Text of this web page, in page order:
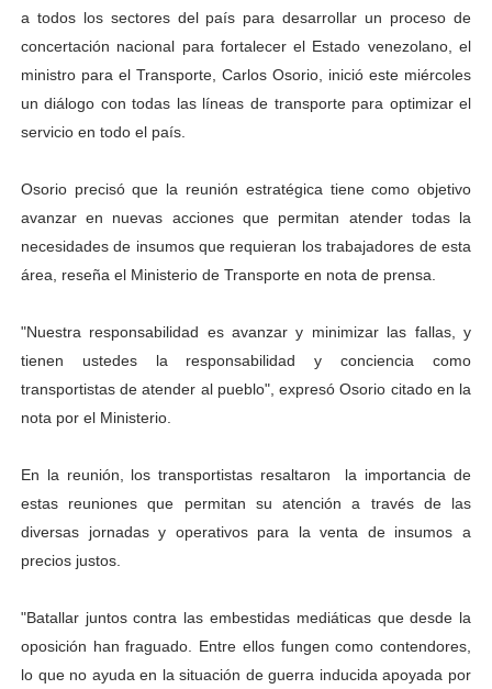
Encuentro estadal fortalece la coordinación de
Gobernador Arnaldo Sánchez apadrina a más de 993
Plan Quirúrgico Regional llega a Pueblo Llano con la
a todos los sectores del país para desarrollar un proceso de
concertación nacional para fortalecer el Estado venezolano, el
ministro para el Transporte, Carlos Osorio, inició este miércoles
un diálogo con todas las líneas de transporte para optimizar el
servicio en todo el país.
Osorio precisó que la reunión estratégica tiene como objetivo
avanzar en nuevas acciones que permitan atender todas la
necesidades de insumos que requieran los trabajadores de esta
área, reseña el Ministerio de Transporte en nota de prensa.
"Nuestra responsabilidad es avanzar y minimizar las fallas, y
tienen ustedes la responsabilidad y conciencia como
transportistas de atender al pueblo", expresó Osorio citado en la
nota por el Ministerio.
En la reunión, los transportistas resaltaron la importancia de
estas reuniones que permitan su atención a través de las
diversas jornadas y operativos para la venta de insumos a
precios justos.
"Batallar juntos contra las embestidas mediáticas que desde la
oposición han fraguado. Entre ellos fungen como contendores,
lo que no ayuda en la situación de guerra inducida apoyada por